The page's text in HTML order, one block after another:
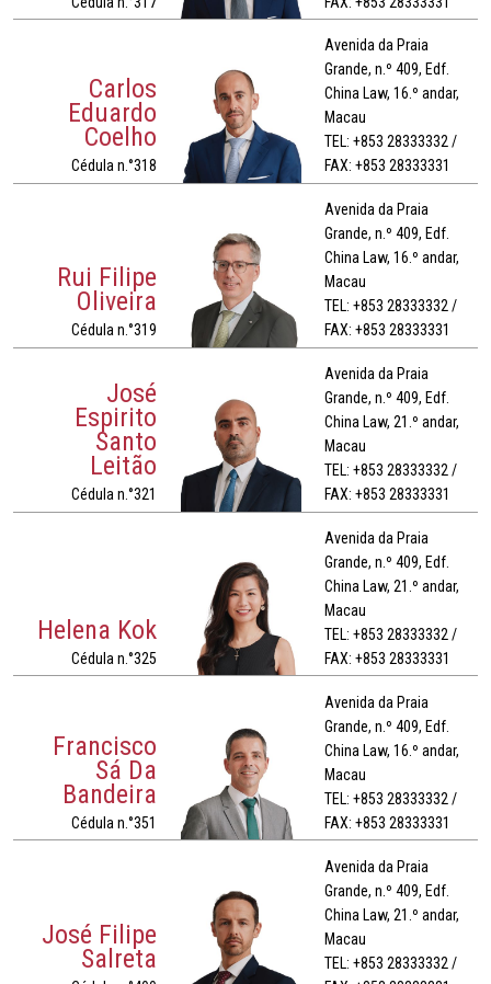
Carlos
Eduardo
Coelho
Cédula n.°318
Avenida da Praia
Grande, n.º 409, Edf.
China Law, 16.º andar,
Macau
TEL: +853 28333332 /
FAX: +853 28333331
Rui Filipe
Oliveira
Cédula n.°319
Avenida da Praia
Grande, n.º 409, Edf.
China Law, 16.º andar,
Macau
TEL: +853 28333332 /
FAX: +853 28333331
José
Espirito
Santo
Leitão
Cédula n.°321
Avenida da Praia
Grande, n.º 409, Edf.
China Law, 21.º andar,
Macau
TEL: +853 28333332 /
FAX: +853 28333331
Helena Kok
Cédula n.°325
Avenida da Praia
Grande, n.º 409, Edf.
China Law, 21.º andar,
Macau
TEL: +853 28333332 /
FAX: +853 28333331
Francisco
Sá Da
Bandeira
Cédula n.°351
Avenida da Praia
Grande, n.º 409, Edf.
China Law, 16.º andar,
Macau
TEL: +853 28333332 /
FAX: +853 28333331
José Filipe
Salreta
Avenida da Praia
Grande, n.º 409, Edf.
China Law, 21.º andar,
Macau
TEL: +853 28333332 /